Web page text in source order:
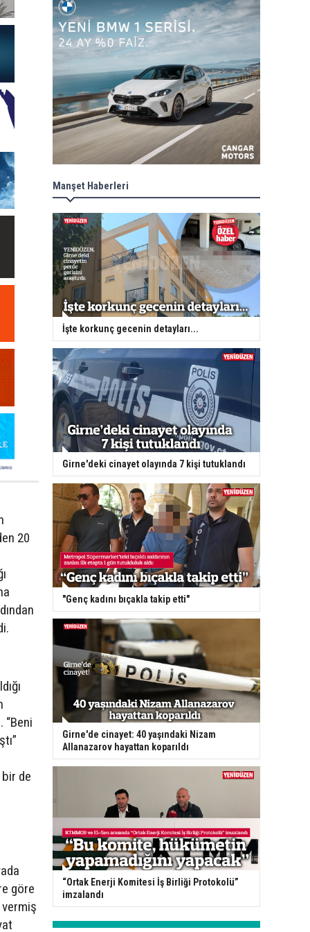
20
“Beni
de
göre
Manşet Haberleri
İşte korkunç gecenin detayları...
Girne'deki cinayet olayında 7 kişi tutuklandı
"Genç kadını bıçakla takip etti"
Girne'de cinayet: 40 yaşındaki Nizam
Allanazarov hayattan koparıldı
“Ortak Enerji Komitesi İş Birliği Protokolü”
imzalandı